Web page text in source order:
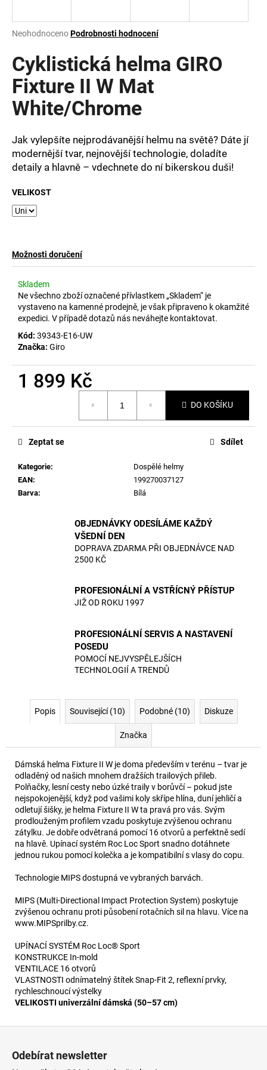
Průměrné
produktu
je
0,0
5
hvězdiček.
NeohodnocenoPodrobnosti hodnocení
Cyklistická helma GIRO
Fixture II W Mat
White/Chrome
Jak vylepšíte nejprodávanější helmu na světě? Dáte jí
modernější tvar, nejnovější technologie, doladíte
detaily a hlavně – vdechnete do ní bikerskou duši!
VELIKOST
Možnosti doručení
Skladem
Ne všechno zboží označené přívlastkem „Skladem“ je
vystaveno na kamenné prodejně, je však připraveno k okamžité
expedici. V případě dotazů nás neváhejte kontaktovat.
Kód: 39343-E16-UW
Značka: Giro
1 899 Kč
DO KOŠÍKU
Kategorie:
Dospělé helmy
EAN:
199270037127
Barva: Bílá
Zeptat se Sdílet
OBJEDNÁVKY ODESÍLÁME KAŽDÝ
VŠEDNÍ DEN
DOPRAVA ZDARMA PŘI OBJEDNÁVCE NAD
2500 KČ
PROFESIONÁLNÍ A VSTŘÍCNÝ PŘÍSTUP
JIŽ OD ROKU 1997
PROFESIONÁLNÍ SERVIS A NASTAVENÍ
POSEDU
POMOCÍ NEJVYSPĚLEJŠÍCH
TECHNOLOGIÍ A TRENDŮ
Popis Související (10) Podobné (10) Diskuze
Značka
Dámská helma Fixture II W je doma především v terénu – tvar je
odladěný od našich mnohem dražších trailových přileb.
Polňačky, lesní cesty nebo úzké traily v borůvčí – pokud jste
nejspokojenější, když pod vašimi koly skřípe hlína, duní jehličí a
odletují šišky, je helma Fixture II W ta pravá pro vás. Svým
prodlouženým profilem vzadu poskytuje zvýšenou ochranu
zátylku. Je dobře odvětraná pomocí 16 otvorů a perfektně sedí
na hlavě. Upínací systém Roc Loc Sport snadno dotáhnete
jednou rukou pomocí kolečka a je kompatibilní s vlasy do copu.
Technologie MIPS dostupná ve vybraných barvách.
MIPS (Multi-Directional Impact Protection System) poskytuje
zvýšenou ochranu proti působení rotačních sil na hlavu. Více na
www.MIPSprilby.cz.
UPÍNACÍ SYSTÉM Roc Loc® Sport
KONSTRUKCE In-mold
VENTILACE 16 otvorů
VLASTNOSTI odnímatelný štítek Snap-Fit 2, reflexní prvky,
rychleschnoucí výstelky
VELIKOSTI univerzální dámská (50–57 cm)
j
t
?
HLEDAT
D
o
p
u
č
u
e
m
e
Odebírat newsletter